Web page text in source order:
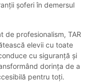
șoferi în demersul
de profesionalism, TAR
elevii cu toate
cu siguranță și
dorința de a
pentru toți.